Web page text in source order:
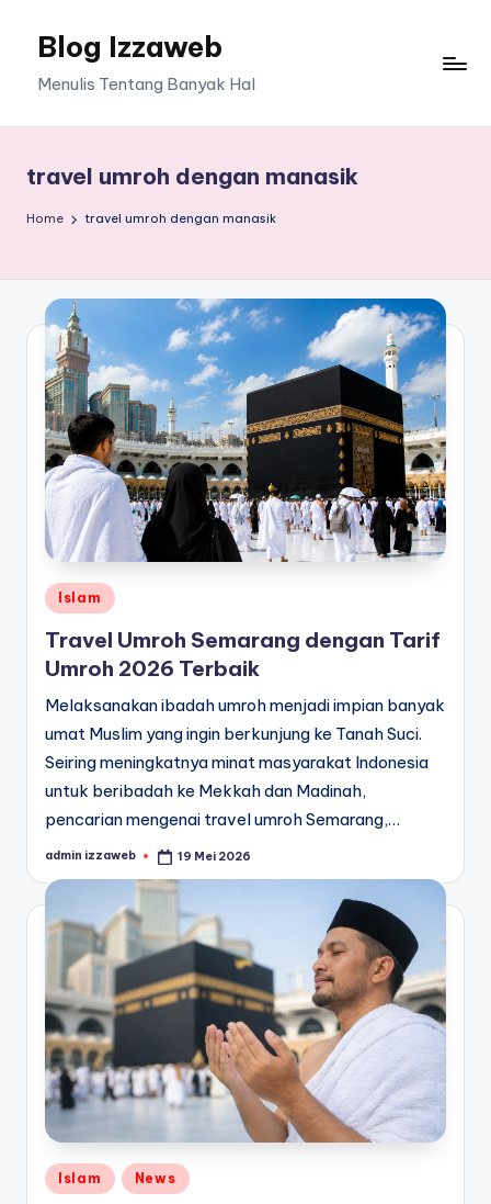
Blog Izzaweb
Menulis Tentang Banyak Hal
travel umroh dengan manasik
Home travel umroh dengan manasik
Posted
in
Islam
Travel Umroh Semarang dengan Tarif
Umroh 2026 Terbaik
Melaksanakan ibadah umroh menjadi impian banyak
umat Muslim yang ingin berkunjung ke Tanah Suci.
Seiring meningkatnya minat masyarakat Indonesia
untuk beribadah ke Mekkah dan Madinah,
pencarian mengenai travel umroh Semarang,…
Posted
admin izzaweb 19 Mei 2026
Posted
Islam News